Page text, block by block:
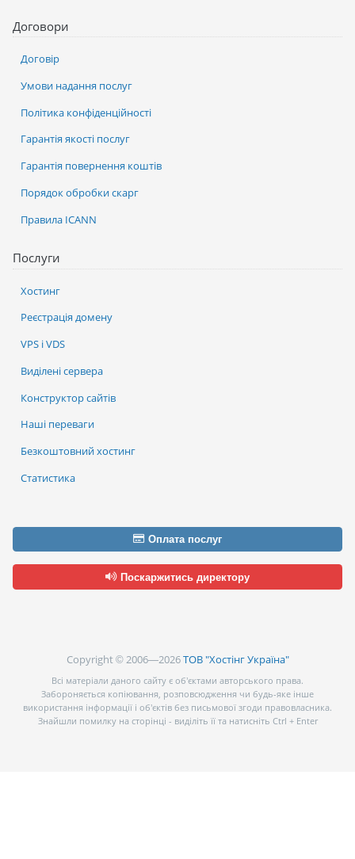
Послуги
Хостинг
Реєстрація домену
VPS і VDS
Виділені сервера
Конструктор сайтів
Наші переваги
Безкоштовний хостинг
Статистика
Договори
Договір
Умови надання послуг
Політика конфіденційності
Гарантія якості послуг
Гарантія повернення коштів
Порядок обробки скарг
Правила ICANN
Оплата послуг
Поскаржитись директору
Copyright © 2006—2026ТОВ "Хостінг Україна"
Всі матеріали даного сайту є об’єктами авторського права.
Забороняється копіювання, розповсюдження чи будь-яке інше
використання інформації і об’єктів без письмової згоди правовласника.
Знайшли помилку на сторінці - виділіть її та натисніть Ctrl + Enter